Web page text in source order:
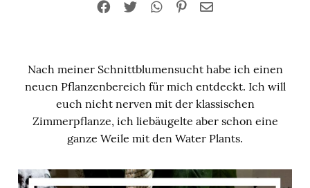
Nach meiner Schnittblumensucht habe ich einen
neuen Pflanzenbereich für mich entdeckt. Ich will
euch nicht nerven mit der klassischen
Zimmerpflanze, ich liebäugelte aber schon eine
ganze Weile mit den Water Plants.